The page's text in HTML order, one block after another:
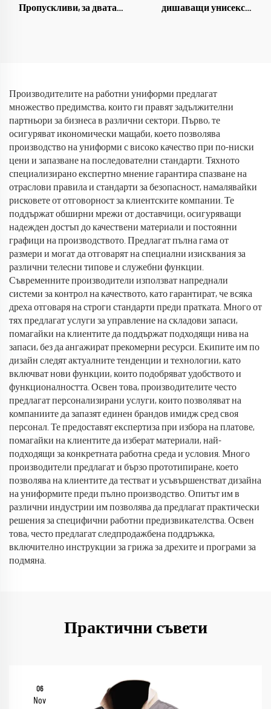
Пропускливи, за двата
дишаващи унисекс
Производителите на работни униформи предлагат
множество предимства, които ги правят задължителни
партньори за бизнеса в различни сектори. Първо, те
осигуряват икономически мащаби, което позволява
производство на униформи с високо качество при по-ниски
цени и запазване на последователни стандарти. Тяхното
специализирано експертно мнение гарантира спазване на
отраслови правила и стандарти за безопасност, намалявайки
рисковете от отговорност за клиентските компании. Те
поддържат обширни мрежи от доставчици, осигуряващи
надежден достъп до качествени материали и постоянни
графици на производството. Предлагат пълна гама от
размери и могат да отговарят на специални изисквания за
различни телесни типове и служебни функции.
Съвременните производители използват напреднали
системи за контрол на качеството, като гарантират, че всяка
дреха отговаря на строги стандарти преди пратката. Много от
тях предлагат услуги за управление на складови запаси,
помагайки на клиентите да поддържат подходящи нива на
запаси, без да ангажират прекомерни ресурси. Екипите им по
дизайн следят актуалните тенденции и технологии, като
включват нови функции, които подобряват удобството и
функционалността. Освен това, производителите често
предлагат персонализирани услуги, които позволяват на
компаниите да запазят единен брандов имидж сред своя
персонал. Те предоставят експертиза при избора на платове,
помагайки на клиентите да изберат материали, най-
подходящи за конкретната работна среда и условия. Много
производители предлагат и бързо прототипиране, което
позволява на клиентите да тестват и усъвършенстват дизайна
на униформите преди пълно производство. Опитът им в
различни индустрии им позволява да предлагат практически
решения за специфични работни предизвикателства. Освен
това, често предлагат следпродажбена поддръжка,
включително инструкции за грижа за дрехите и програми за
подмяна.
Практични съвети
06
Nov